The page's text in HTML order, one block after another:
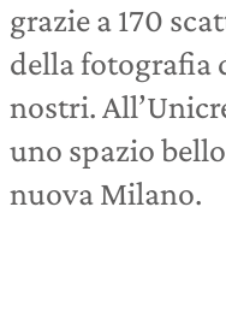
grazie a 170
della fotografia
nostri.
uno spazio
nuova Milano.